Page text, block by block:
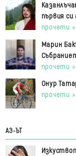
първия си
прочети »
Марин
прочети »
Онур
прочети »
АЗ-ЪТ